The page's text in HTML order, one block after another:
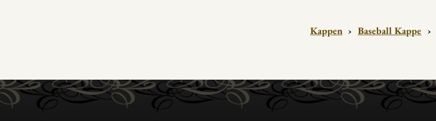
Kappen › Baseball Kappe ›